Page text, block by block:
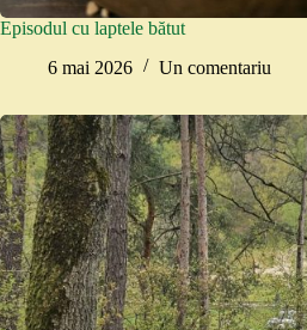
Episodul cu laptele bătut
6 mai 2026
Un comentariu